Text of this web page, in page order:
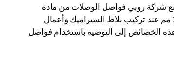
إن هندسة الوصلات الداخلية التي تتراوح بين 5 وحتى 12 مم مجوفة ومُصَمّمة
تحطمها.
شركة روبي فواصل الوصلات من مادة
أساسية عالية الجودة ولهذا السبب لا تتسبب في أي نوع من التشوهات أو النتوءات. يُوصى باستخدام الفواصل للوصلات مقاس 1، 1.5، و2، و3 مم عند تركيب بلاط السيراميك وأعمال
أكبر للانثناء والتحطم. تؤدي هذه الخصائص إلى التوصية باستخدام فواصل